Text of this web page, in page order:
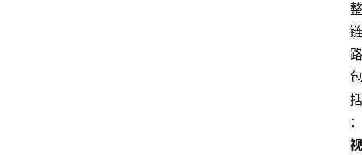
整
链
路
包
括
：
视